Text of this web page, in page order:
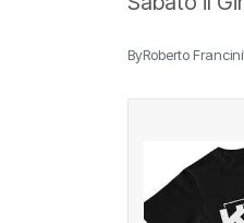
ByRoberto Francini